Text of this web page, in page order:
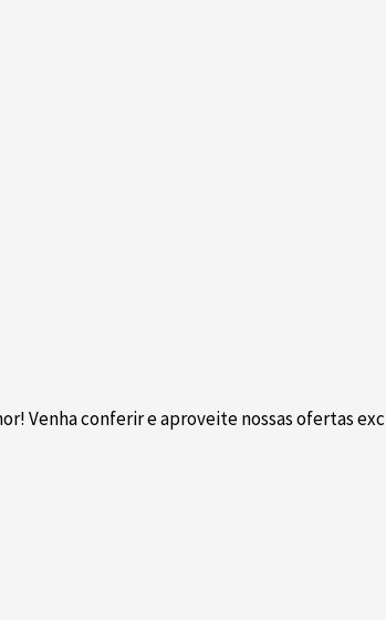
Venha conferir e aproveite nossas ofertas